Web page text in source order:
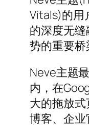
Vitals)的用
的深度无
势的重要桥
Neve主题
内，在
大的拖放
博客、企业